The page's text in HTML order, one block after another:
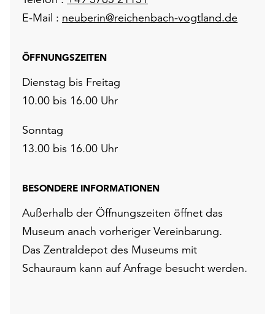
E-Mail : neuberin@reichenbach-vogtland.de
ÖFFNUNGSZEITEN
Dienstag bis Freitag
10.00 bis 16.00 Uhr
Sonntag
13.00 bis 16.00 Uhr
BESONDERE INFORMATIONEN
Außerhalb der Öffnungszeiten öffnet das
Museum anach vorheriger Vereinbarung.
Das Zentraldepot des Museums mit
Schauraum kann auf Anfrage besucht werden.